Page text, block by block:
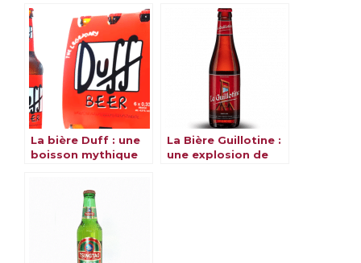
magique
La bière Duff : une
boisson mythique
La Bière Guillotine :
une explosion de